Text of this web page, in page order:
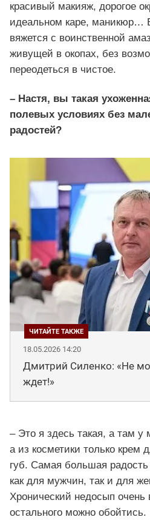
красивый макияж, дорогое
идеальном каре, маникюр…
вяжется с воинственной
живущей в окопах, без
переодеться в чистое.
– Настя, вы такая
полевых условиях без
радостей?
18.05.2026 14:20
Дмитрий Силенко: «Не
ждет!»
– Это я здесь такая, а там у
а из косметики только крем
губ. Самая большая
как для мужчин, так и для
Хронический недосып очень
остального можно обойтись.